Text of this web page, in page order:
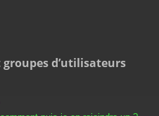
d’utilisateurs